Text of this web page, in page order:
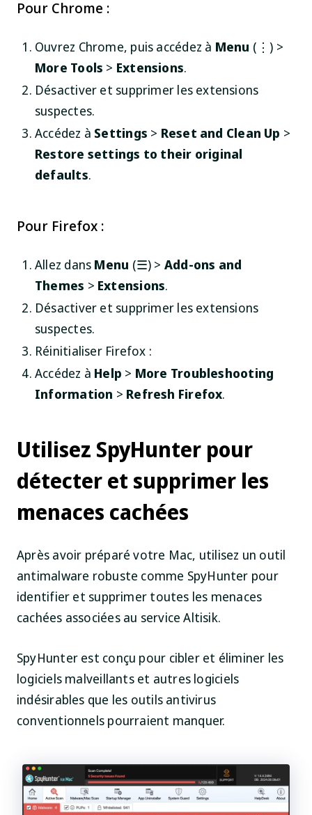
Pour Chrome :
Ouvrez Chrome, puis accédez à Menu (⋮) >
More Tools > Extensions.
Désactiver et supprimer les extensions
suspectes.
Accédez à Settings > Reset and Clean Up >
Restore settings to their original
defaults.
Pour Firefox :
Allez dans Menu (☰) > Add-ons and
Themes > Extensions.
Désactiver et supprimer les extensions
suspectes.
Réinitialiser Firefox :
Accédez à Help > More Troubleshooting
Information > Refresh Firefox.
Utilisez SpyHunter pour
détecter et supprimer les
menaces cachées
Après avoir préparé votre Mac, utilisez un outil
antimalware robuste comme SpyHunter pour
identifier et supprimer toutes les menaces
cachées associées au service Altisik.
SpyHunter est conçu pour cibler et éliminer les
logiciels malveillants et autres logiciels
indésirables que les outils antivirus
conventionnels pourraient manquer.